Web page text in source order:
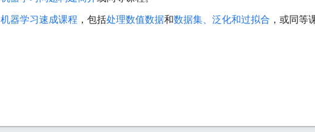
机器学习速成课程 ，包括处理数值数据和数据集、泛化和过拟合 ，或同等